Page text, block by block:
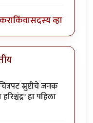
किंवासदस्य व्हा
स्रुष्टीचे जनक
हा पहिला